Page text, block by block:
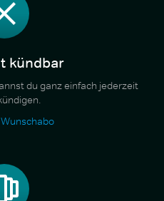
kündbar
du ganz einfach jederzeit